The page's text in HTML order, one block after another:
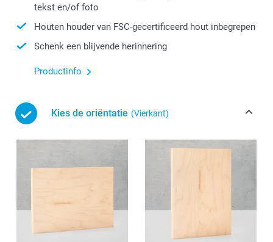
tekst en/of foto
Houten houder van FSC-gecertificeerd hout inbegrepen
Schenk een blijvende herinnering
Productinfo
Kies de oriëntatie (Vierkant)